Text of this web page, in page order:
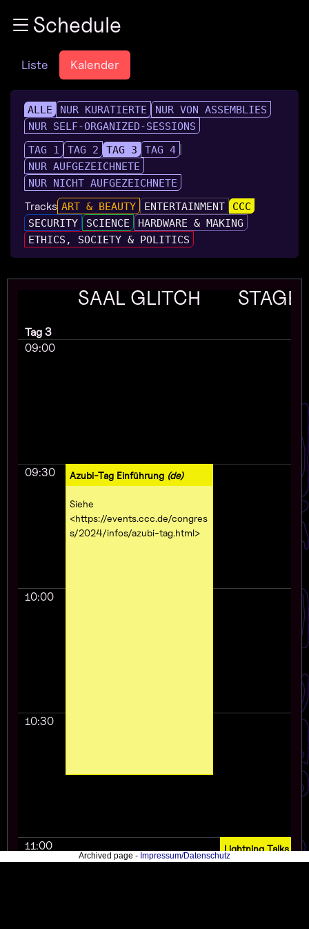
Zum InhaltSchedule
Liste Kalender
ALLE NUR KURATIERTE
NUR VON ASSEMBLIES
NUR SELF-ORGANIZED-SESSIONS
TAG 1
TAG 2 TAG 3
TAG 4
NUR AUFGEZEICHNETE
NUR NICHT AUFGEZEICHNETE
Tracks ART & BEAUTY ENTERTAINMENT
CCC
SECURITY
SCIENCE
HARDWARE & MAKING
ETHICS, SOCIETY & POLITICS
Tag 3
09:00
09:30
10:00
10:30
11:00
SAAL GLITCH
Azubi-Tag Einführung (de)
Siehe
<https://events.ccc.de/congres
s/2024/infos/azubi-tag.html>
STAGE
Lightning Talks
Archived page - Impressum/Datenschutz